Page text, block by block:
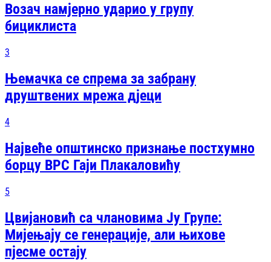
Возач намјерно ударио у групу
бициклиста
3
Њемачка се спрема за забрану
друштвених мрежа дјеци
4
Највеће општинско признање постхумно
борцу ВРС Гаји Плакаловићу
5
Цвијановић са члановима Ју Групе:
Мијењају се генерације, али њихове
пјесме остају